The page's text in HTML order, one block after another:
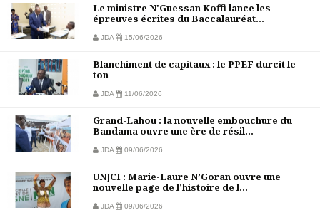
Le ministre N'Guessan Koffi lance les
épreuves écrites du Baccalauréat...
JDA 15/06/2026
Blanchiment de capitaux : le PPEF durcit le
ton
JDA 11/06/2026
Grand-Lahou : la nouvelle embouchure du
Bandama ouvre une ère de résil...
JDA 09/06/2026
UNJCI : Marie-Laure N’Goran ouvre une
nouvelle page de l’histoire de l...
JDA 09/06/2026